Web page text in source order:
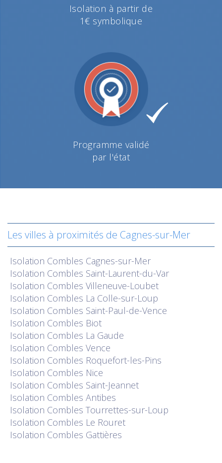
Isolation à partir de
1€ symbolique
Programme validé
par l'état
Les villes à proximités de Cagnes-sur-Mer
Isolation Combles Cagnes-sur-Mer
Isolation Combles Saint-Laurent-du-Var
Isolation Combles Villeneuve-Loubet
Isolation Combles La Colle-sur-Loup
Isolation Combles Saint-Paul-de-Vence
Isolation Combles Biot
Isolation Combles La Gaude
Isolation Combles Vence
Isolation Combles Roquefort-les-Pins
Isolation Combles Nice
Isolation Combles Saint-Jeannet
Isolation Combles Antibes
Isolation Combles Tourrettes-sur-Loup
Isolation Combles Le Rouret
Isolation Combles Gattières